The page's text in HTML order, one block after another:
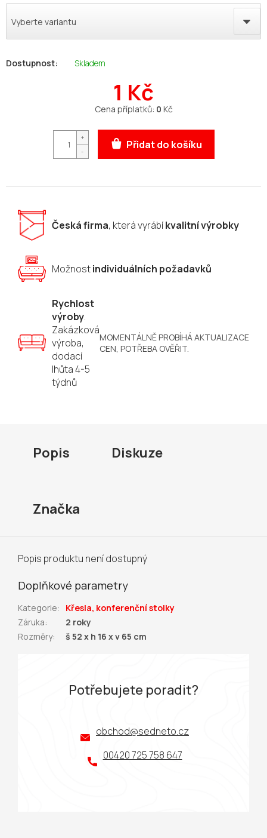
Vyberte variantu
Skladem
1 Kč
Měrná
Cena příplatků: 0 Kč
Přidat do košíku
Česká firma, která vyrábíkvalitní výrobky
Možnostindividuálních požadavků
Rychlost
výroby.
Zakázková
výroba,
dodací
lhůta 4-5
týdnů
MOMENTÁLNĚ PROBÍHÁ AKTUALIZACE
CEN, POTŘEBA OVĚŘIT.
Popis Diskuze
Značka
Popis produktu není dostupný
Doplňkové parametry
Kategorie:
Křesla, konferenční stolky
Záruka:
2 roky
Rozměry: š 52 x h 16 x v 65 cm
Potřebujete poradit?
obchod@sedneto.cz
00420 725 758 647